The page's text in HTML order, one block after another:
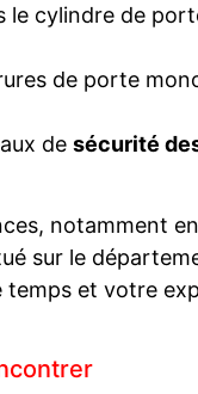
le cylindre de
de porte
de sécurité
notamment
sur le
temps et votre